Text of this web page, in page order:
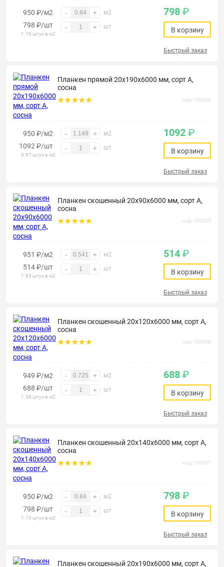
950 ₽/м2 - + м2
798 ₽/шт
1.19 штук в м2
- + шт
798 ₽
В корзину
Быстрый заказ
Планкен прямой 20х190х6000 мм, сорт А,
сосна
код: 100004
950 ₽/м2 - + м2
1092 ₽/шт
0.87 штук в м2
- + шт
1092 ₽
В корзину
Быстрый заказ
Планкен скошенный 20х90х6000 мм, сорт А,
сосна
код: 100005
951 ₽/м2 - + м2
514₽/шт
1.85 штук в м2
- + шт
514 ₽
В корзину
Быстрый заказ
Планкен скошенный 20х120х6000 мм, сорт А,
сосна
код: 100006
949 ₽/м2 - + м2
688 ₽/шт
1.38 штук в м2
- + шт
688 ₽
В корзину
Быстрый заказ
Планкен скошенный 20х140х6000 мм, сорт А,
сосна
код: 100007
950 ₽/м2 - + м2
798 ₽/шт
1.19 штук в м2
- + шт
798 ₽
В корзину
Быстрый заказ
Планкен скошенный 20х190х6000 мм, сорт А,